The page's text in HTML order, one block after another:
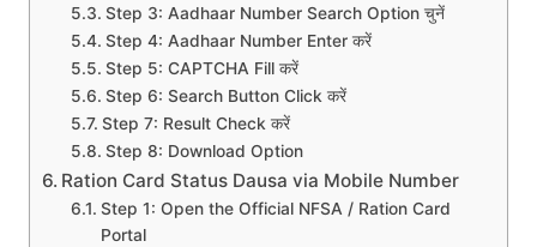
Step 3: Aadhaar Number Search Option चुनें
Step 4: Aadhaar Number Enter करें
Step 5: CAPTCHA Fill करें
Step 6: Search Button Click करें
Step 7: Result Check करें
Step 8: Download Option
Ration Card Status Dausa via Mobile Number
Step 1: Open the Official NFSA / Ration Card
Portal